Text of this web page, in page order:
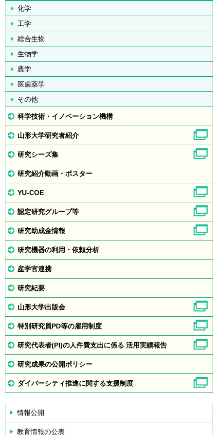
化学
工学
総合生物
生物学
農学
医歯薬学
その他
科学技術・イノベーション機構
山形大学研究者紹介
研究シーズ集
研究紹介動画・ポスター
YU-COE
認定研究グループ等
研究助成金情報
研究機器の利用・依頼分析
産学官連携
研究紀要
山形大学出版会
特別研究員PD等の雇用制度
研究代表者(PI)の人件費支出に係る 活用実績報告
研究成果の公開ポリシー
ダイバーシティ推進に関する支援制度
情報公開
教育情報の公表